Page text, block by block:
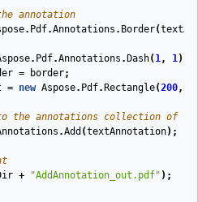
annotation
. Pdf.Annotations . Border(
. Pdf.Annotations . Dash( 1, 1);
= border;
= new Aspose. Pdf. Rectangle(200,
the annotations collection of
.Add (textAnnotation);
+ "AddAnnotation_out.pdf" );